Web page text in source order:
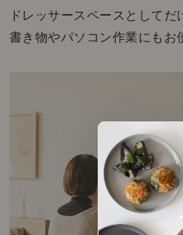
ドレッサースペースとしてだ
書き物やパソコン作業にもお